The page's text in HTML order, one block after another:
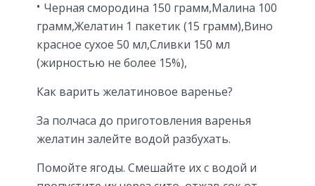
Черная смородина 150 грамм,Малина 100
грамм,Желатин 1 пакетик (15 грамм),Вино
красное сухое 50 мл,Сливки 150 мл
(жирностью не более 15%),
Как варить желатиновое варенье?
За полчаса до приготовления варенья
желатин залейте водой разбухать.
Помойте ягоды. Смешайте их с водой и